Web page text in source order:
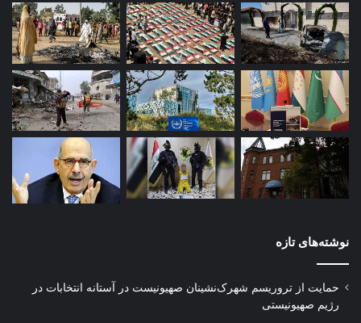
نوشته‌های تازه
حمایت از تروریسم شهرک‌نشینان صهیونیست در آستانه انتخابات در
رژیم صهیونیستی